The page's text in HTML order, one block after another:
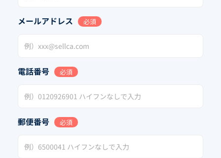
メールアドレス 必須
電話番号 必須
郵便番号 必須